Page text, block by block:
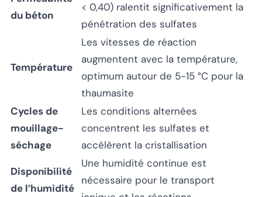
du béton
< 0,40) ralentit significativement la
pénétration des sulfates
Température
Les vitesses de réaction
augmentent avec la température,
optimum autour de 5-15 °C pour la
thaumasite
Cycles de
mouillage-
séchage
Les conditions alternées
concentrent les sulfates et
accélèrent la cristallisation
Disponibilité
de l’humidité
Une humidité continue est
nécessaire pour le transport